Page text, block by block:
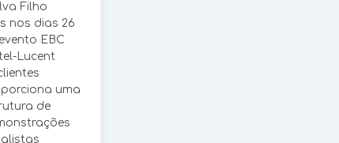
Filho
nos dias 26
EBC
Lucent
uma
de